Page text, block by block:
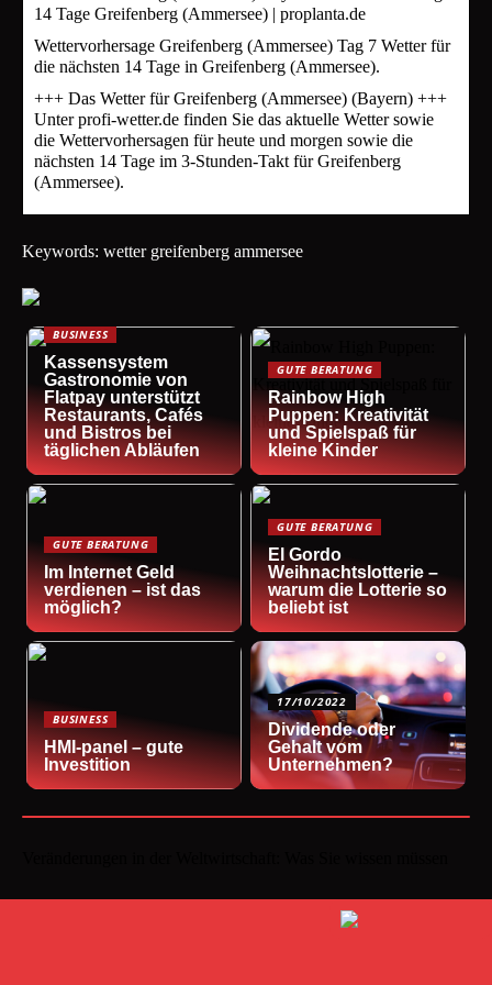
14 Tage Greifenberg (Ammersee) | proplanta.de
Wettervorhersage Greifenberg (Ammersee) Tag 7 Wetter für
die nächsten 14 Tage in Greifenberg (Ammersee).
+++ Das Wetter für Greifenberg (Ammersee) (Bayern) +++
Unter profi-wetter.de finden Sie das aktuelle Wetter sowie
die Wettervorhersagen für heute und morgen sowie die
nächsten 14 Tage im 3-Stunden-Takt für Greifenberg
(Ammersee).
Keywords: wetter greifenberg ammersee
BUSINESS
Kassensystem
Gastronomie von
Flatpay unterstützt
Restaurants, Cafés
und Bistros bei
täglichen Abläufen
GUTE BERATUNG
Rainbow High
Puppen: Kreativität
und Spielspaß für
kleine Kinder
GUTE BERATUNG
Im Internet Geld
verdienen – ist das
möglich?
GUTE BERATUNG
El Gordo
Weihnachtslotterie –
warum die Lotterie so
beliebt ist
BUSINESS
HMI-panel – gute
Investition
17/10/2022
Dividende oder
Gehalt vom
Unternehmen?